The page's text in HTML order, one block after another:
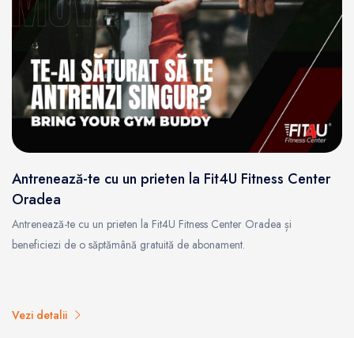
Antrenează-te cu un prieten la Fit4U Fitness Center
Oradea
Antrenează-te cu un prieten la Fit4U Fitness Center Oradea și
beneficiezi de o săptămână gratuită de abonament.
Vezi detalii